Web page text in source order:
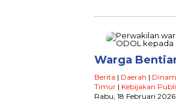
Warga
Berita | Daerah |
Timur | Kebijakan
Rabu, 18 Februari 2026